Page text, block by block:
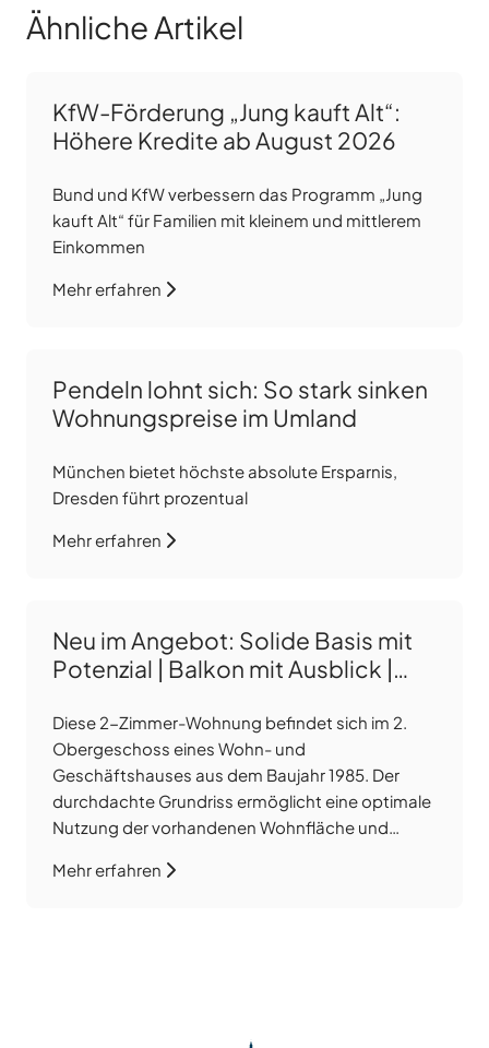
Ähnliche Artikel
KfW-Förderung „Jung kauft Alt“:
Höhere Kredite ab August 2026
Bund und KfW verbessern das Programm „Jung
kauft Alt“ für Familien mit kleinem und mittlerem
Einkommen
Mehr erfahren
Pendeln lohnt sich: So stark sinken
Wohnungspreise im Umland
München bietet höchste absolute Ersparnis,
Dresden führt prozentual
Mehr erfahren
Neu im Angebot: Solide Basis mit
Potenzial | Balkon mit Ausblick |
Diese 2-Zimmer-Wohnung befindet sich im 2.
Obergeschoss eines Wohn- und
Geschäftshauses aus dem Baujahr 1985. Der
durchdachte Grundriss ermöglicht eine optimale
Nutzung der vorhandenen Wohnfläche und
Wohnung gehört ein Balkon mit Ausblick über die
Mehr erfahren